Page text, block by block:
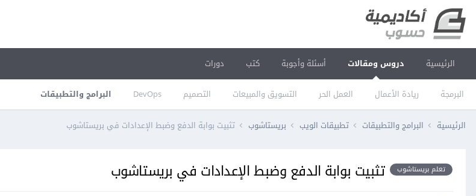
الرئيسية دروس ومقالات
البرمجة ريادة الأعمال العمل الحر التسويق والمبيعات التصميم DevOps البرامج والتطبيقات
أسئلة وأجوبة كتب دورات
الرئيسية البرامج والتطبيقات تطبيقات الويب بريستاشوب تثبيت بوابة الدفع وضبط الإعدادات في بريستاشوب
تعلم بريستاشوب تثبيت بوابة الدفع وضبط الإعدادات في بريستاشوب